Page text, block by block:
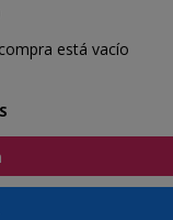
está vacío